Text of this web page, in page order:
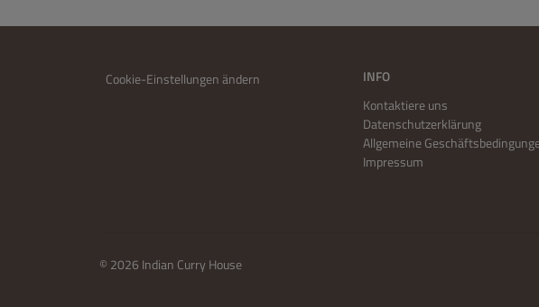
Cookie-Einstellungen ändern
INFO
Kontaktiere uns
Datenschutzerklärung
Allgemeine
Impressum
© 2026 Indian Curry House